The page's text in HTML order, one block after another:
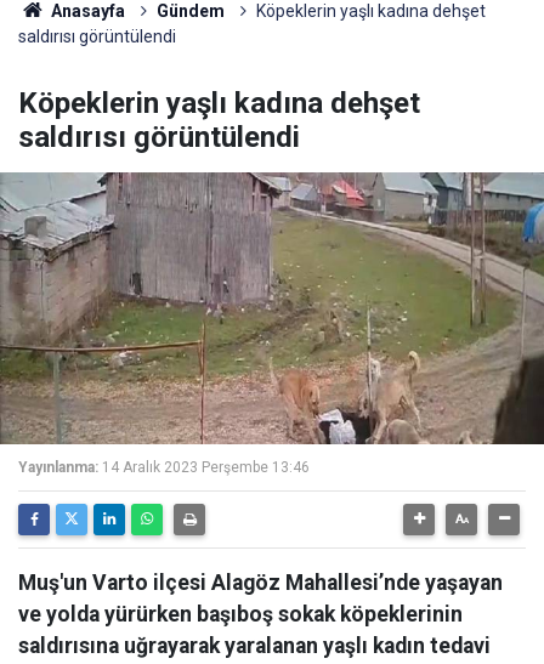
Anasayfa Gündem
Köpeklerin yaşlı kadına dehşet
saldırısı görüntülendi
Köpeklerin yaşlı kadına dehşet
saldırısı görüntülendi
Yayınlanma: 14 Aralık 2023 Perşembe 13:46
Muş'un Varto ilçesi Alagöz Mahallesi’nde yaşayan
ve yolda yürürken başıboş sokak köpeklerinin
saldırısına uğrayarak yaralanan yaşlı kadın tedavi